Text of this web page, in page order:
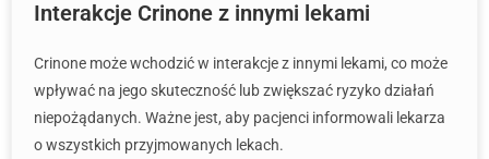
Interakcje Crinone z innymi lekami
Crinone może wchodzić w interakcje z innymi lekami, co może
wpływać na jego skuteczność lub zwiększać ryzyko działań
niepożądanych. Ważne jest, aby pacjenci informowali lekarza
o wszystkich przyjmowanych lekach.